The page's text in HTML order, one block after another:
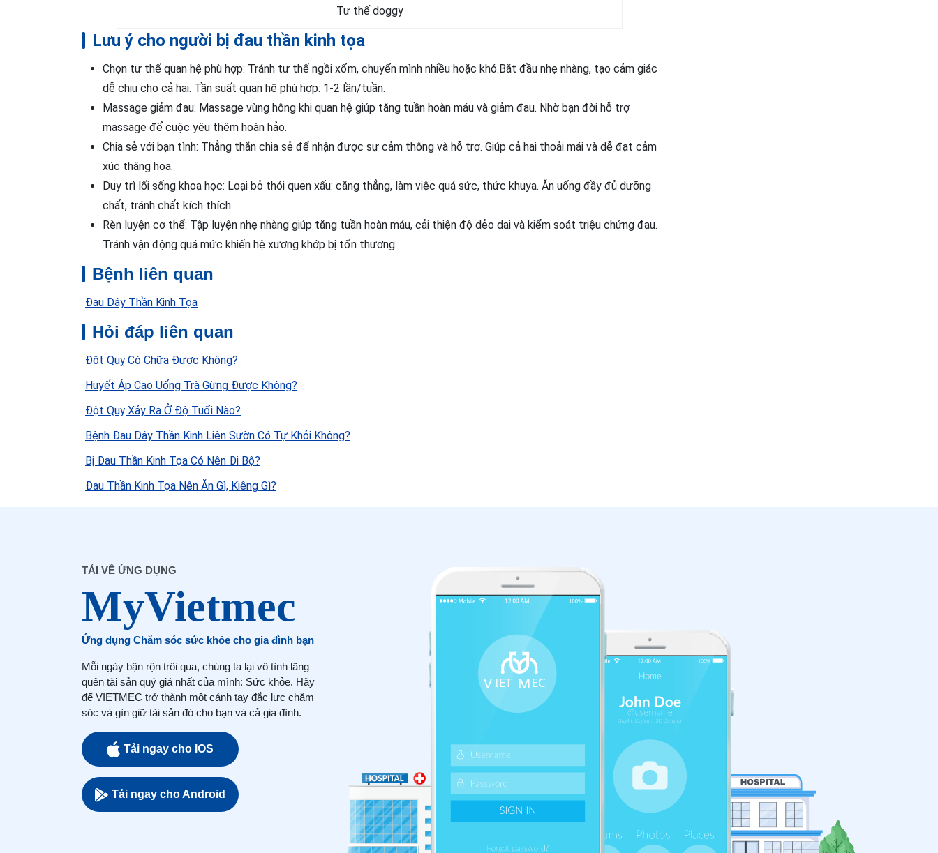
Tư thế doggy
Lưu ý cho người bị đau thần kinh tọa
Chọn tư thế quan hệ phù hợp: Tránh tư thế ngồi xổm, chuyển mình nhiều hoặc khó.Bắt đầu nhẹ nhàng, tạo cảm giác
dễ chịu cho cả hai. Tần suất quan hệ phù hợp: 1-2 lần/tuần.
Massage giảm đau: Massage vùng hông khi quan hệ giúp tăng tuần hoàn máu và giảm đau. Nhờ bạn đời hỗ trợ
massage để cuộc yêu thêm hoàn hảo.
Chia sẻ với bạn tình: Thẳng thắn chia sẻ để nhận được sự cảm thông và hỗ trợ. Giúp cả hai thoải mái và dễ đạt cảm
xúc thăng hoa.
Duy trì lối sống khoa học: Loại bỏ thói quen xấu: căng thẳng, làm việc quá sức, thức khuya. Ăn uống đầy đủ dưỡng
chất, tránh chất kích thích.
Rèn luyện cơ thể: Tập luyện nhẹ nhàng giúp tăng tuần hoàn máu, cải thiện độ dẻo dai và kiểm soát triệu chứng đau.
Tránh vận động quá mức khiến hệ xương khớp bị tổn thương.
Bệnh liên quan
Đau Dây Thần Kinh Tọa
Hỏi đáp liên quan
Đột Quỵ Có Chữa Được Không?
Huyết Áp Cao Uống Trà Gừng Được Không?
Đột Quỵ Xảy Ra Ở Độ Tuổi Nào?
Bệnh Đau Dây Thần Kinh Liên Sườn Có Tự Khỏi Không?
Bị Đau Thần Kinh Tọa Có Nên Đi Bộ?
Đau Thần Kinh Tọa Nên Ăn Gì, Kiêng Gì?
TẢI VỀ ỨNG DỤNG
Ứng dụng Chăm sóc sức khỏe cho gia đình bạn
Mỗi ngày bận rộn trôi qua, chúng ta lại vô tình lãng
quên tài sản quý giá nhất của mình: Sức khỏe. Hãy
để VIETMEC trở thành một cánh tay đắc lực chăm
sóc và gìn giữ tài sản đó cho bạn và cả gia đình.
Tải ngay cho IOS
Tải ngay cho Android